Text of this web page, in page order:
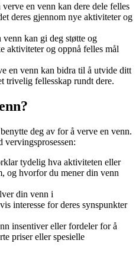
verve en venn kan dere dele felles
deres gjennom nye aktiviteter og
venn kan gi deg støtte og
aktiviteter og oppnå felles mål
en venn kan bidra til å utvide ditt
trivelig fellesskap rundt dere.
deg av for å verve en venn.
vervingsprosessen:
tydelig hva aktiviteten eller
og hvorfor du mener din venn
din venn i
interesse for deres synspunkter
insentiver eller fordeler for å
priser eller spesielle